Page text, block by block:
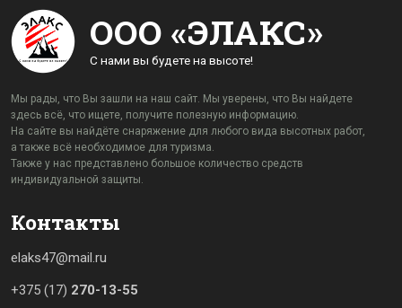
ООО «ЭЛАКС»
С нами вы будете на высоте!
Мы рады, что Вы зашли на наш сайт. Мы уверены, что Вы найдете
здесь всё, что ищете, получите полезную информацию.
На сайте вы найдёте снаряжение для любого вида высотных работ,
а также всё необходимое для туризма.
Также у нас представлено большое количество средств
индивидуальной защиты.
Контакты
elaks47@mail.ru
+375 (17) 270-13-55